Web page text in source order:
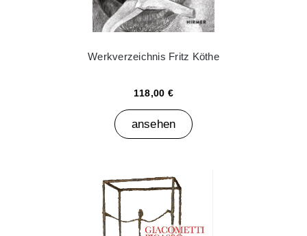
Werkverzeichnis Fritz Köthe
118,00 €
ansehen